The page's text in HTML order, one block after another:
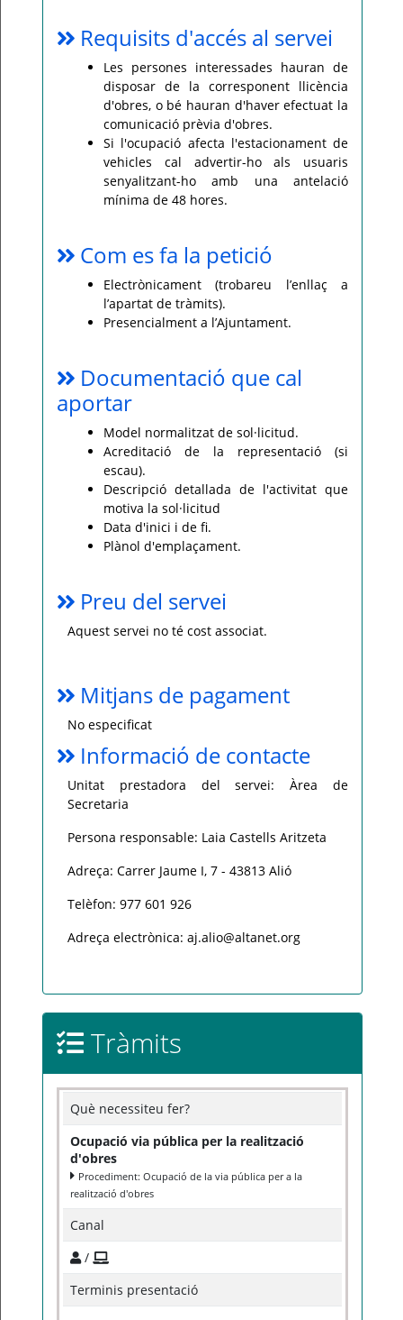
Requisits d'accés al servei
Les persones interessades hauran de
disposar de la corresponent llicència
d'obres, o bé hauran d'haver efectuat la
comunicació prèvia d'obres.
Si l'ocupació afecta l'estacionament de
vehicles cal advertir-ho als usuaris
senyalitzant-ho amb una antelació
mínima de 48 hores.
Com es fa la petició
Electrònicament (trobareu l’enllaç a
l’apartat de tràmits).
Presencialment a l’Ajuntament.
Documentació que cal
aportar
Model normalitzat de sol·licitud.
Acreditació de la representació (si
escau).
Descripció detallada de l'activitat que
motiva la sol·licitud
Data d'inici i de fi.
Plànol d'emplaçament.
Preu del servei
Aquest servei no té cost associat.
Mitjans de pagament
No especificat
Informació de contacte
Unitat prestadora del servei: Àrea de
Secretaria
Persona responsable: Laia Castells Aritzeta
Adreça: Carrer Jaume I, 7 - 43813 Alió
Telèfon: 977 601 926
Adreça electrònica: aj.alio@altanet.org
Tràmits
Què necessiteu fer?
Ocupació via pública per la realització
d'obres
Procediment: Ocupació de la via pública per a la
realització d'obres
Canal
/
Terminis presentació